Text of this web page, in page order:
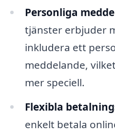
Personliga
tjänster erbjuder
inkludera ett
meddelande,
mer speciell.
Flexibla
enkelt betala